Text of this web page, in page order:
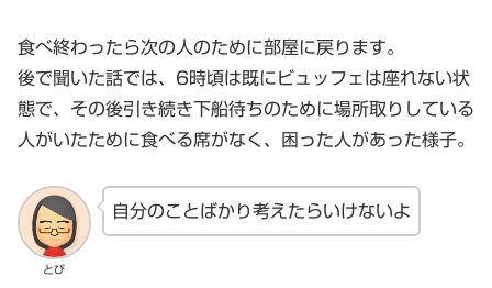
食べ終わったら次の人のために部屋に戻ります。
後で聞いた話では、6時頃は既にビュッフェは座れない状
態で、その後引き続き下船待ちのために場所取りしている
人がいたために食べる席がなく、困った人があった様子。
とび
自分のことばかり考えたらいけないよ